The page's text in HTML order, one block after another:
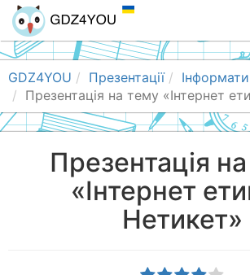
GDZ4YOU Презентації
Презентація на тему «Інтернет
Презентація
«Інтернет
Нетикет»